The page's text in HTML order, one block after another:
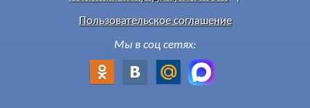
Пользовательское соглашение
Мы в соц сетях: